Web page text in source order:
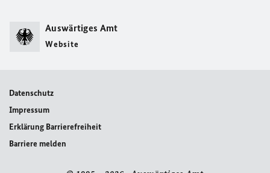
Auswärtiges Amt
Website
Datenschutz
Impressum
Erklärung Barrierefreiheit
Barriere melden